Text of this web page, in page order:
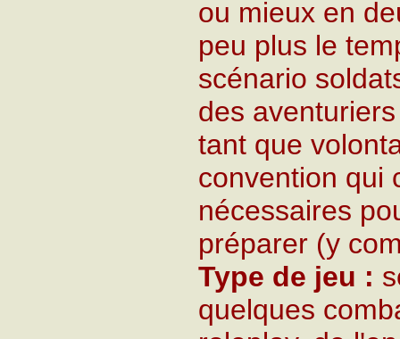
ou mieux en
peu plus le
scénario
des
tant que
convention qui
nécessaires
préparer (y
Type de jeu :
quelques